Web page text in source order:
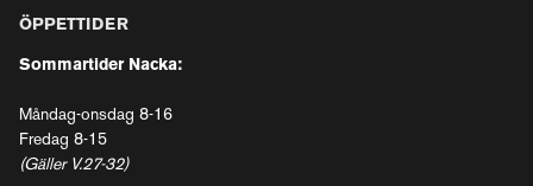
ÖPPETTIDER
Sommartider Nacka:
Måndag-onsdag 8-16
Fredag 8-15
(Gäller V.27-32)